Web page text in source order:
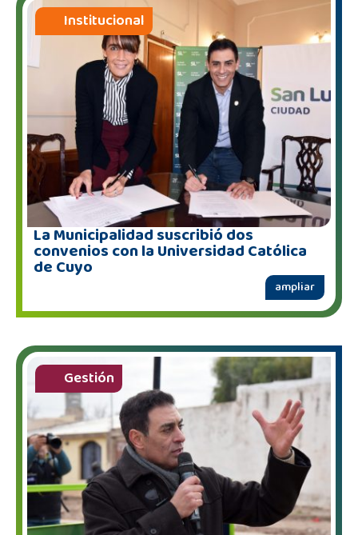
Institucional
La Municipalidad suscribió dos
convenios con la Universidad Católica
de Cuyo
ampliar
Gestión